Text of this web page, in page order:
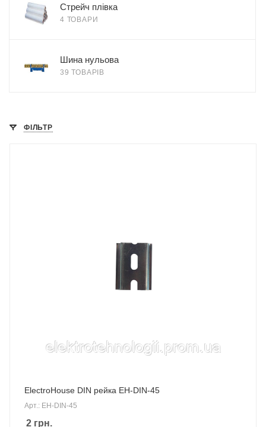
Стрейч плівка
4 ТОВАРИ
Шина нульова
39 ТОВАРІВ
ФІЛЬТР
ElectroHouse DIN рейка EH-DIN-45
Арт.: EH-DIN-45
2 грн.